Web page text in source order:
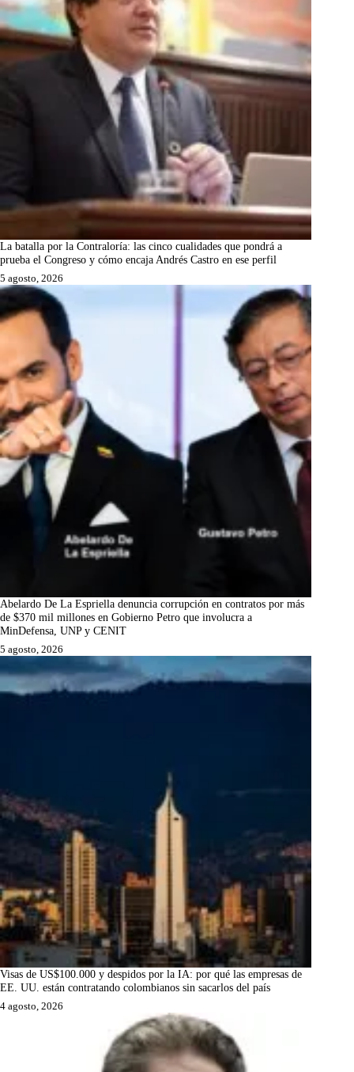
La batalla por la Contraloría: las cinco cualidades que pondrá a
prueba el Congreso y cómo encaja Andrés Castro en ese perfil
5 agosto, 2026
Abelardo De La Espriella denuncia corrupción en contratos por más
de $370 mil millones en Gobierno Petro que involucra a
MinDefensa, UNP y CENIT
5 agosto, 2026
Visas de US$100.000 y despidos por la IA: por qué las empresas de
EE. UU. están contratando colombianos sin sacarlos del país
4 agosto, 2026